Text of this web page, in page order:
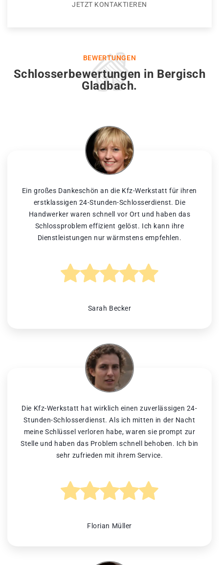
JETZT KONTAKTIEREN
BEWERTUNGEN
Schlosserbewertungen in Bergisch
Gladbach.
Ein großes Dankeschön an die Kfz-Werkstatt für ihren
erstklassigen 24-Stunden-Schlosserdienst. Die
Handwerker waren schnell vor Ort und haben das
Schlossproblem effizient gelöst. Ich kann ihre
Dienstleistungen nur wärmstens empfehlen.
Sarah Becker
Die Kfz-Werkstatt hat wirklich einen zuverlässigen 24-
Stunden-Schlosserdienst. Als ich mitten in der Nacht
meine Schlüssel verloren habe, waren sie prompt zur
Stelle und haben das Problem schnell behoben. Ich bin
sehr zufrieden mit ihrem Service.
Florian Müller